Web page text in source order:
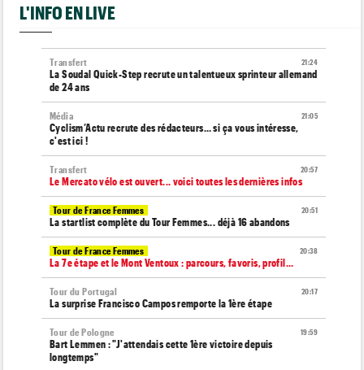
L'INFO EN LIVE
21:24
Transfert
La Soudal Quick-Step recrute un talentueux sprinteur allemand
de 24 ans
21:05
Média
Cyclism’Actu recrute des rédacteurs… si ça vous intéresse,
c'est ici !
20:57
Transfert
Le Mercato vélo est ouvert... voici toutes les dernières infos
20:51
Tour de France Femmes
La startlist complète du Tour Femmes... déjà 16 abandons
20:38
Tour de France Femmes
La 7e étape et le Mont Ventoux : parcours, favoris, profil…
20:17
Tour du Portugal
La surprise Francisco Campos remporte la 1ère étape
19:59
Tour de Pologne
Bart Lemmen : "J'attendais cette 1ère victoire depuis
longtemps"